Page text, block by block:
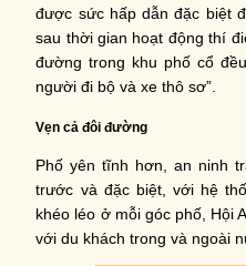
được sức hấp dẫn đặc biệt
sau thời gian hoạt động thí
đường trong khu phố cổ
người đi bộ và xe thô sơ”.
Vẹn cả đôi đường
Phố yên tĩnh hơn, an ninh
trước và đặc biệt, với hệ
khéo léo ở mỗi góc phố, Hội
với du khách trong và ngoài